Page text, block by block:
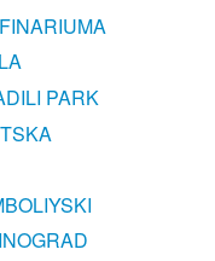
PARK